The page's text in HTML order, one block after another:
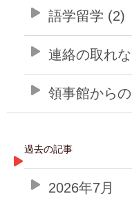
語学留学 (2)
連絡の取れ
領事館から
過去の記事
2026年7月